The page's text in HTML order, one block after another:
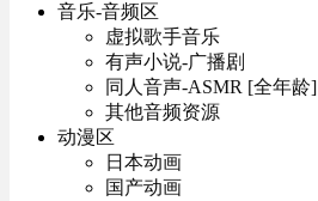
音乐-音频区
虚拟歌手音乐
有声小说-广播剧
同人音声-ASMR [全年龄]
其他音频资源
动漫区
日本动画
国产动画